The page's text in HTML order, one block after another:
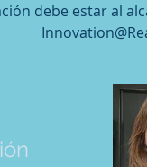
debe estar al